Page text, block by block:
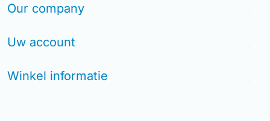
Our company
Uw account
Winkel informatie